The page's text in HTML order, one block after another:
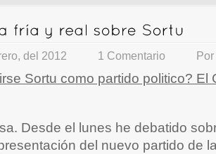
del 2012 1 Comentario Por
Sortu como partido politico? El
Desde el lunes he debatido
del nuevo partido de